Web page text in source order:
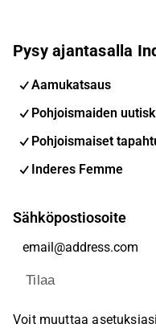
Pysy ajantasalla
Aamukatsaus
Pohjoismaiden
Pohjoismaiset
Inderes Femme
Sähköpostiosoite
Tilaa
Voit muuttaa